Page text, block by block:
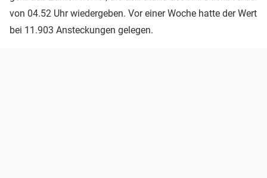
von 04.52 Uhr wiedergeben. Vor einer Woche hatte der Wert
bei 11.903 Ansteckungen gelegen.